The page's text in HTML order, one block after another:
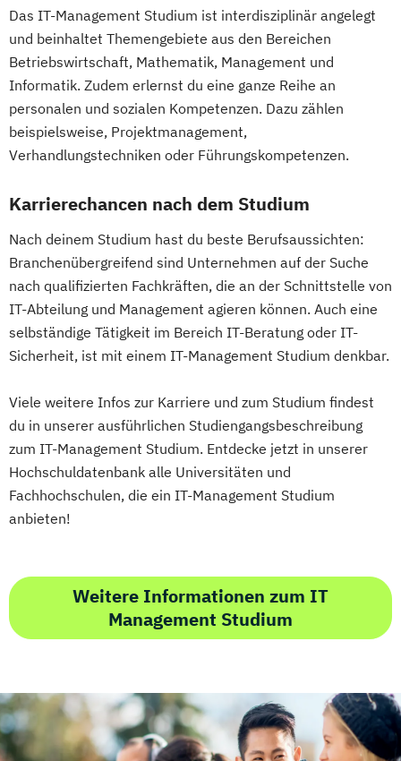
DevOps und Cloud Computing (DE/EN)
Digital Business (DE/EN)
Digital Business Management
Digital Entrepreneurship
Digital Health
Digital Innovation and Intrapreneurship
(DE/EN)
Digital Transformation Management -
Digitale Betriebswirtschaftslehre
Digitale Transformation
E-Beratung in der Pädagogik
E-Commerce Elektrotechnik
Engineering (DE/EN)
Ernährungswissenschaften
Erwachsenenbildung
Beratung und Personalentwicklung
Eventmanagement Facility Management
Finance
Accounting und Taxation (DE/EN)
Finanzmanagement für Bankkaufleute
Fintech Fitnessökonomie Game Design
Gartenbau General Management
Gesundheitsmanagement
Gesundheitspsychologie
Gesundheitspädagogik
Das IT-Management Studium ist interdisziplinär angelegt
und beinhaltet Themengebiete aus den Bereichen
Betriebswirtschaft, Mathematik, Management und
Informatik. Zudem erlernst du eine ganze Reihe an
personalen und sozialen Kompetenzen. Dazu zählen
beispielsweise, Projektmanagement,
Verhandlungstechniken oder Führungskompetenzen.
Karrierechancen nach dem Studium
Nach deinem Studium hast du beste Berufsaussichten:
Branchenübergreifend sind Unternehmen auf der Suche
nach qualifizierten Fachkräften, die an der Schnittstelle von
IT-Abteilung und Management agieren können. Auch eine
selbständige Tätigkeit im Bereich IT-Beratung oder IT-
Sicherheit, ist mit einem IT-Management Studium denkbar.
Viele weitere Infos zur Karriere und zum Studium findest
du in unserer ausführlichen Studiengangsbeschreibung
zum IT-Management Studium. Entdecke jetzt in unserer
Hochschuldatenbank alle Universitäten und
Fachhochschulen, die ein IT-Management Studium
anbieten!
Weitere Informationen zum IT
Management Studium